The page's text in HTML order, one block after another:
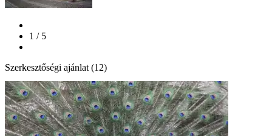
1 / 5
Szerkesztőségi ajánlat (12)